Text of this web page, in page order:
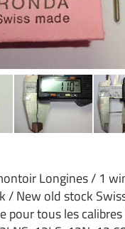
Longines / 1
/ New old stock
pour tous les